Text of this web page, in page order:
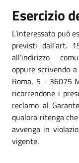
Esercizio
L’interessato può
previsti dall’art.
all’indirizzo
oppure scrivendo
Roma, 5 - 36075
ricorrendone i
reclamo al
qualora ritenga
avvenga in
vigente.